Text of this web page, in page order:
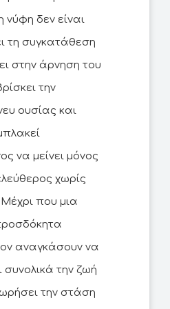
δεν είναι
τη συγκατάθεση
στην άρνηση του
την
ουσίας και
να μείνει μόνος
χωρίς
που μια
αναγκάσουν να
συνολικά την ζωή
την στάση